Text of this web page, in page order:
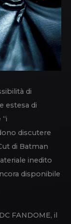
di
estesa di
discutere
di Batman
inedito
disponibile
FANDOME, il